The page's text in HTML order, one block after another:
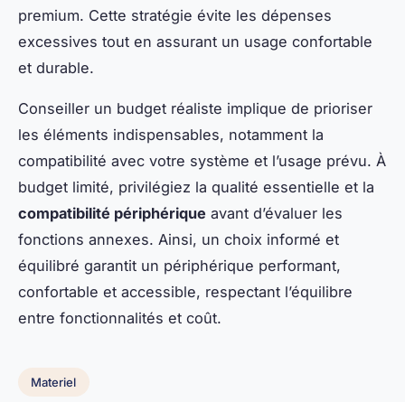
premium. Cette stratégie évite les dépenses
excessives tout en assurant un usage confortable
et durable.
Conseiller un budget réaliste implique de prioriser
les éléments indispensables, notamment la
compatibilité avec votre système et l’usage prévu. À
budget limité, privilégiez la qualité essentielle et la
compatibilité périphérique avant d’évaluer les
fonctions annexes. Ainsi, un choix informé et
équilibré garantit un périphérique performant,
confortable et accessible, respectant l’équilibre
entre fonctionnalités et coût.
Materiel